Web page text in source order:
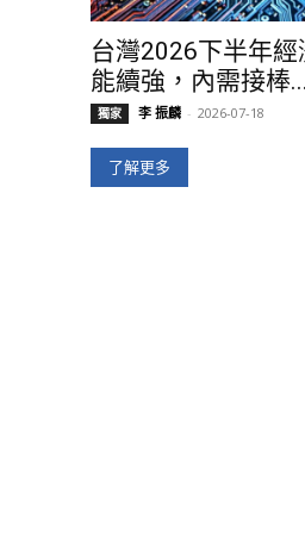
台灣2026下半年
能續強，內需接棒...
獨家 李 振麟 - 2026-07-18
了解更多